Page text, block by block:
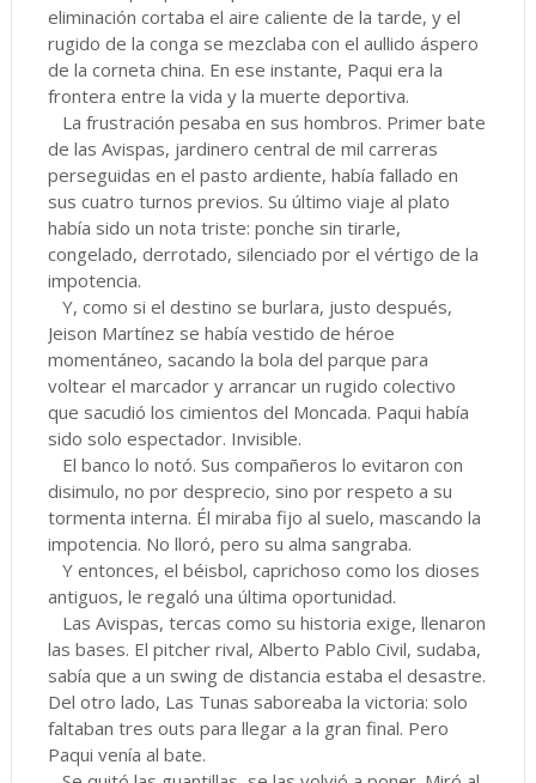
eliminación cortaba el aire caliente de la tarde, y el
rugido de la conga se mezclaba con el aullido áspero
de la corneta china. En ese instante, Paqui era la
frontera entre la vida y la muerte deportiva.
La frustración pesaba en sus hombros. Primer bate
de las Avispas, jardinero central de mil carreras
perseguidas en el pasto ardiente, había fallado en
sus cuatro turnos previos. Su último viaje al plato
había sido un nota triste: ponche sin tirarle,
congelado, derrotado, silenciado por el vértigo de la
impotencia.
Y, como si el destino se burlara, justo después,
Jeison Martínez se había vestido de héroe
momentáneo, sacando la bola del parque para
voltear el marcador y arrancar un rugido colectivo
que sacudió los cimientos del Moncada. Paqui había
sido solo espectador. Invisible.
El banco lo notó. Sus compañeros lo evitaron con
disimulo, no por desprecio, sino por respeto a su
tormenta interna. Él miraba fijo al suelo, mascando la
impotencia. No lloró, pero su alma sangraba.
Y entonces, el béisbol, caprichoso como los dioses
antiguos, le regaló una última oportunidad.
Las Avispas, tercas como su historia exige, llenaron
las bases. El pitcher rival, Alberto Pablo Civil, sudaba,
sabía que a un swing de distancia estaba el desastre.
Del otro lado, Las Tunas saboreaba la victoria: solo
faltaban tres outs para llegar a la gran final. Pero
Paqui venía al bate.